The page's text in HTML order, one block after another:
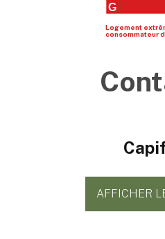
G
Logement
consommateur
AFFICHER